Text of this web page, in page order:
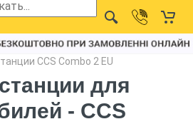
CCS Combo 2 EU
для
- CCS